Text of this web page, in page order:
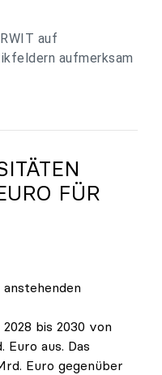
auf
aufmerksam
Themen
FÜR
bis 2030 von
Euro aus. Das
Euro gegenüber